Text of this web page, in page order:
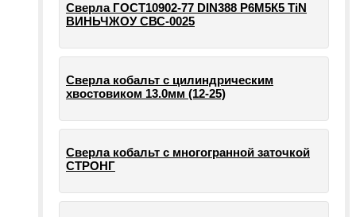
Сверла ГОСТ10902-77 DIN388 Р6М5К5 TiN
ВИНЬЧЖОУ СВС-0025
Сверла кобальт с цилиндрическим
хвостовиком 13.0мм (12-25)
Сверла кобальт с многогранной заточкой
СТРОНГ